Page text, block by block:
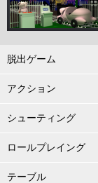
脱出ゲーム
アクション
シューティング
ロールプレイング
テーブル